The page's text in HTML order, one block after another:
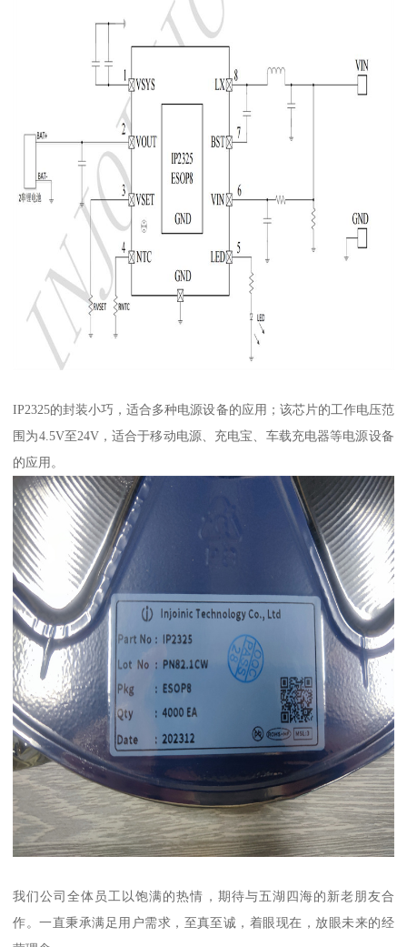
IP2325的封装小巧，适合多种电源设备的应用；该芯片的工作电压范
围为4.5V至24V，适合于移动电源、充电宝、车载充电器等电源设备
的应用。
我们公司全体员工以饱满的热情，期待与五湖四海的新老朋友合
作。一直秉承满足用户需求，至真至诚，着眼现在，放眼未来的经